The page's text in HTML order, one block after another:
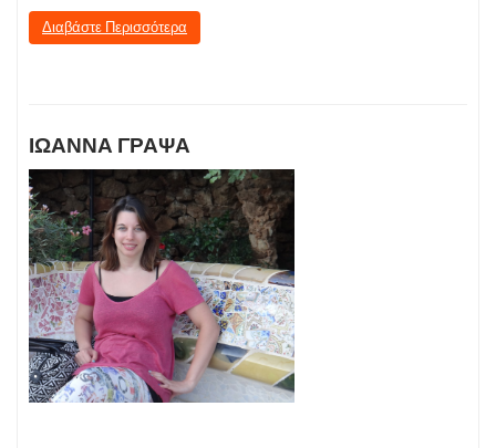
Διαβάστε Περισσότερα
ΙΩΑΝΝΑ ΓΡΑΨΑ